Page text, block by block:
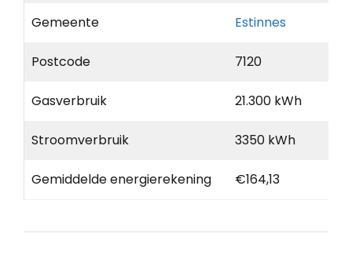
Gemeente Estinnes
Postcode 7120
Gasverbruik 21.300 kWh
Stroomverbruik 3350 kWh
Gemiddelde energierekening €164,13